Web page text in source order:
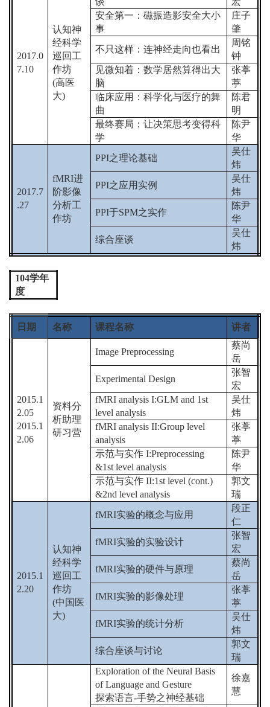
2017.0
7.10
认知神
经科学
巡回 工
作坊
(高医
大)
安全第一：磁振造影安全大小
事
庄子
肇
不只这样：连神经走向也看出
周铭
钟
见微知着：数学居然算得出大
脑
张葶
葶
临床应用：科学化与医疗的舞
曲
陈君
明
最终赛局：让决策思考变得科
学
陈尹
华
2017.7
.27
fMRI进
阶影像
分析工
作坊
PPI之理论基础
吴仕
炜
PPI之应用实例
吴仕
炜
PPI于SPM之实作
陈尹
华
综合座谈
吴仕
炜
104学年
度
日期 名称 课程名称 讲者
2015.1
2.05
2015.1
2.06
资料分
析助理
研习营
Image Preprocessing
蔡尚
岳
Experimental Design
张智
宏
fMRI analysis I:GLM and 1st
level analysis
吴仕
炜
fMRI analysis II:Group level
analysis
张葶
葶
示范与实作 I:Preprocessing
&1st level analysis
陈尹
华
示范与实作 II:1st level (cont.)
&2nd level analysis
郭文
瑞
2015.1
2.20
认知神
经科学
巡回 工
作坊
(中国医
大)
fMRI实验的概念与应用
段正
仁
fMRI实验的实验设计
张智
宏
fMRI实验的硬件与原理
蔡尚
岳
fMRI实验的影像处理
张葶
葶
fMRI实验的统计分析
吴仕
炜
综合座谈与讨论
郭文
瑞
Exploration of the Neural Basis
of Language and Gesture
探索语言-手势之神经基础
徐嘉
慧